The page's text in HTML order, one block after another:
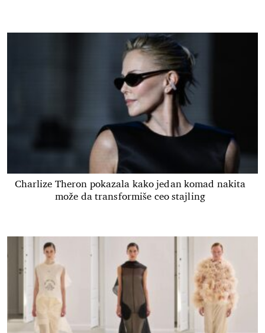
Charlize Theron pokazala kako jedan komad nakita
može da transformiše ceo stajling